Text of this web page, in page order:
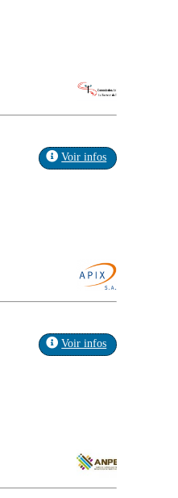
Voir infos
Voir infos